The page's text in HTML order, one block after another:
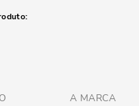
A MARCA